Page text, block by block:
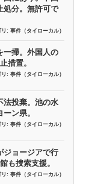
処分。無許可で
リ: 事件（タイローカル）
一掃。外国人の
措置。
リ: 事件（タイローカル）
法投棄。池の水
ン県。
リ: 事件（タイローカル）
ジョージアで行
も捜索支援。
リ: 事件（タイローカル）